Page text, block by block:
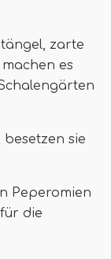
zarte
es
sie
Peperomien
die